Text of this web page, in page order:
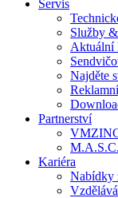
Servis
Služby
Aktuální
Najděte
Partnerství
Kariéra
Nabídky